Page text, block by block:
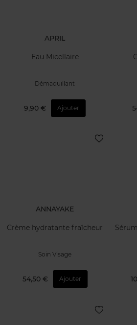
APRIL
Eau Micellaire
Démaquillant
9,90 € Ajouter
ANNAYAKE
Crème hydratante fraîcheur
Soin Visage
54,50 € Ajouter
Sérum